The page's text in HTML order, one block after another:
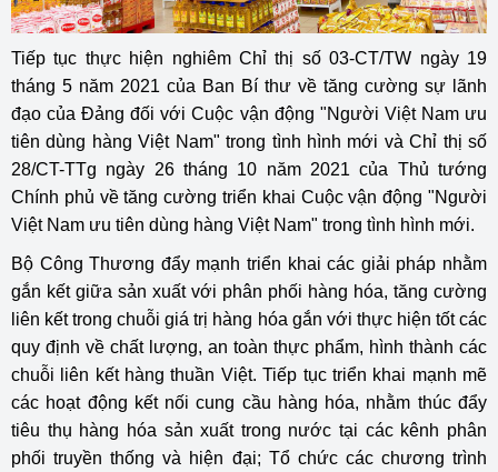
Tiếp tục thực hiện nghiêm Chỉ thị số 03-CT/TW ngày 19
tháng 5 năm 2021 của Ban Bí thư về tăng cường sự lãnh
đạo của Đảng đối với Cuộc vận động "Người Việt Nam ưu
tiên dùng hàng Việt Nam" trong tình hình mới và Chỉ thị số
28/CT-TTg ngày 26 tháng 10 năm 2021 của Thủ tướng
Chính phủ về tăng cường triển khai Cuộc vận động "Người
Việt Nam ưu tiên dùng hàng Việt Nam" trong tình hình mới.
Bộ Công Thương đẩy mạnh triển khai các giải pháp nhằm
gắn kết giữa sản xuất với phân phối hàng hóa, tăng cường
liên kết trong chuỗi giá trị hàng hóa gắn với thực hiện tốt các
quy định về chất lượng, an toàn thực phẩm, hình thành các
chuỗi liên kết hàng thuần Việt. Tiếp tục triển khai mạnh mẽ
các hoạt động kết nối cung cầu hàng hóa, nhằm thúc đẩy
tiêu thụ hàng hóa sản xuất trong nước tại các kênh phân
phối truyền thống và hiện đại; Tổ chức các chương trình